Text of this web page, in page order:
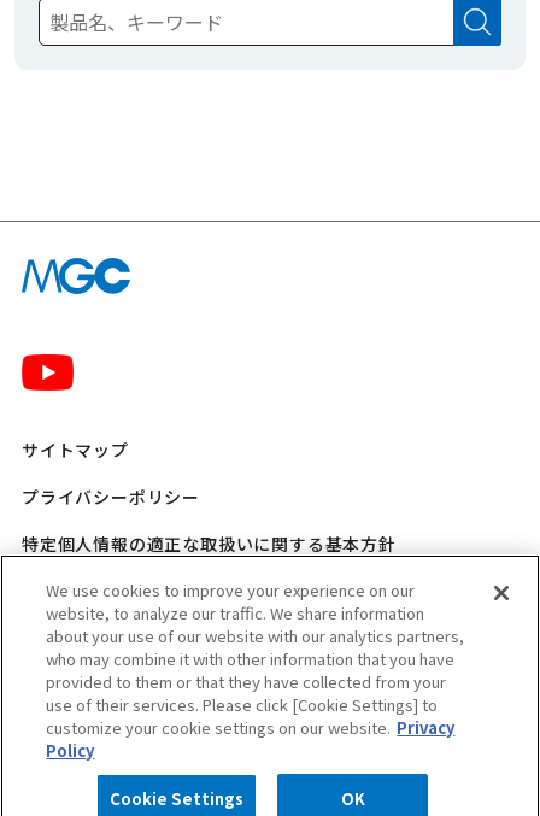
（外部サイトへ遷移します）
サイトマップ
プライバシーポリシー
特定個人情報の適正な取扱いに関する基本方針
三菱ガス化学 SNSポリシー
ご利用規程
ウェブアクセシビリティ方針
適格請求書発行事業者登録番号のお知らせ
Copyright © MITSUBISHI GAS CHEMICAL COMPANY, INC. All rights reserved.
We use cookies to improve your experience on our
website, to analyze our traffic. We share information
about your use of our website with our analytics partners,
who may combine it with other information that you have
provided to them or that they have collected from your
use of their services. Please click [Cookie Settings] to
customize your cookie settings on our website. Privacy
Policy
Cookie Settings OK